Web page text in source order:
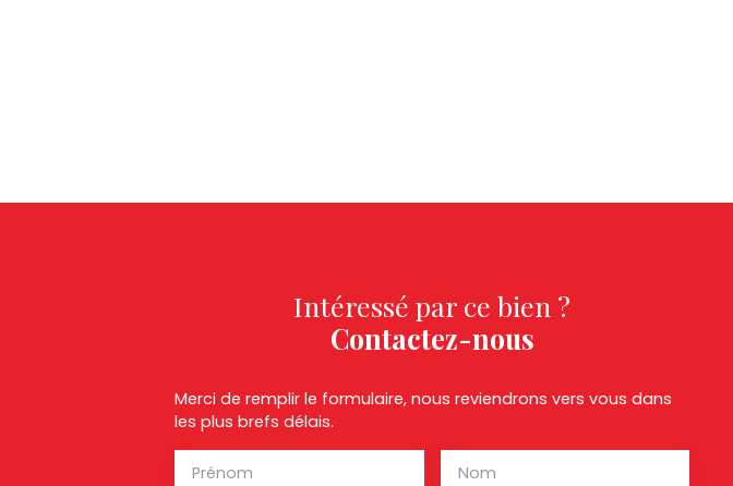
Intéressé par ce bien ?
Contactez-nous
Merci de remplir le formulaire, nous reviendrons vers vous dans
les plus brefs délais.
Prénom Nom